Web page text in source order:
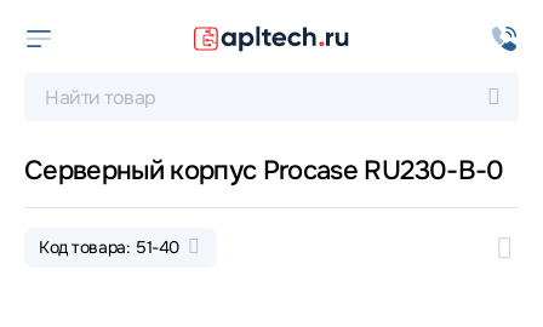
Серверный корпус Procase RU230-B-0
Код товара: 51-40